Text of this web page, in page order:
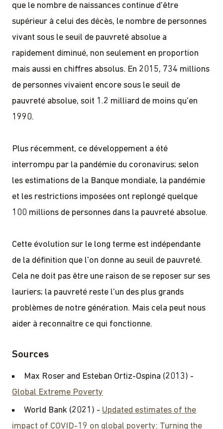
que le nombre de naissances continue d'être
supérieur à celui des décès, le nombre de personnes
vivant sous le seuil de pauvreté absolue a
rapidement diminué, non seulement en proportion
mais aussi en chiffres absolus. En 2015, 734 millions
de personnes vivaient encore sous le seuil de
pauvreté absolue, soit 1.2 milliard de moins qu'en
1990.
Plus récemment, ce développement a été
interrompu par la pandémie du coronavirus; selon
les estimations de la Banque mondiale, la pandémie
et les restrictions imposées ont replongé quelque
100 millions de personnes dans la pauvreté absolue.
Cette évolution sur le long terme est indépendante
de la définition que l'on donne au seuil de pauvreté.
Cela ne doit pas être une raison de se reposer sur ses
lauriers; la pauvreté reste l'un des plus grands
problèmes de notre génération. Mais cela peut nous
aider à reconnaître ce qui fonctionne.
Sources
Max Roser and Esteban Ortiz-Ospina (2013) -
Global Extreme Poverty
World Bank (2021) - Updated estimates of the
impact of COVID-19 on global poverty: Turning the